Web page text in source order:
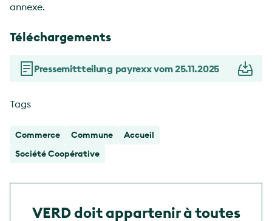
annexe.
VERD doit appartenir à toutes
Téléchargements
Pressemittteilung payrexx vom 25.11.2025
Tags
Commerce Commune
Accueil
Société Coopérative